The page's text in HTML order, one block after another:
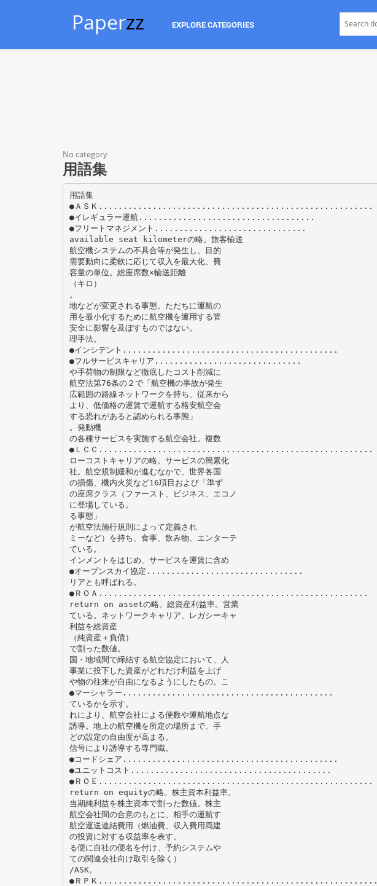
Paperzz EXPLORE CATEGORIES
No category
用語集
用語集
●ＡＳＫ........................................................
●イレギュラー運航....................................
●フリートマネジメント...............................
available seat kilometerの略。旅客輸送
航空機システムの不具合等が発生し、目的
需要動向に柔軟に応じて収入を最大化、費
容量の単位。総座席数×輸送距離
（キロ）
。
地などが変更される事態。ただちに運航の
用を最小化するために航空機を運用する管
安全に影響を及ぼすものではない。
理手法。
●インシデント............................................
●フルサービスキャリア..............................
や手荷物の制限など徹底したコスト削減に
航空法第76条の２で「航空機の事故が発生
広範囲の路線ネットワークを持ち、従来から
より、低価格の運賃で運航する格安航空会
する恐れがあると認められる事態」
。発動機
の各種サービスを実施する航空会社。複数
●ＬＣＣ........................................................
ローコストキャリアの略。サービスの簡素化
社。航空規制緩和が進むなかで、世界各国
の損傷、機内火災など16項目および「準ず
の座席クラス（ファースト、ビジネス、エコノ
に登場している。
る事態」
が航空法施行規則によって定義され
ミーなど）を持ち、食事、飲み物、エンターテ
ている。
インメントをはじめ、サービスを運賃に含め
●オープンスカイ協定................................
リアとも呼ばれる。
●ＲＯＡ.......................................................
return on assetの略。総資産利益率。営業
ている。ネットワークキャリア、レガシーキャ
利益を総資産
（純資産＋負債）
で割った数値。
国・地域間で締結する航空協定において、人
事業に投下した資産がどれだけ利益を上げ
や物の往来が自由になるようにしたもの。こ
●マーシャラー...........................................
ているかを示す。
れにより、航空会社による便数や運航地点な
誘導。地上の航空機を所定の場所まで、手
どの設定の自由度が高まる。
信号により誘導する専門職。
●コードシェア............................................
●ユニットコスト.........................................
●ＲＯＥ........................................................
return on equityの略。株主資本利益率。
当期純利益を株主資本で割った数値。株主
航空会社間の合意のもとに、相手の運航す
航空運送連結費用（燃油費、収入費用両建
の投資に対する収益率を表す。
る便に自社の便名を付け、予約システムや
ての関連会社向け取引を除く）
/ASK。
●ＲＰＫ.........................................................